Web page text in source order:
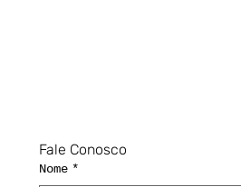
Fale Conosco
Nome *